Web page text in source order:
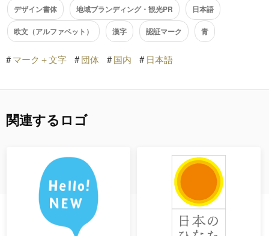
デザイン書体 地域ブランディング・観光PR 日本語
欧文（アルファベット） 漢字 認証マーク 青
#マーク＋文字 #団体 #国内 # 日本語
関連するロゴ